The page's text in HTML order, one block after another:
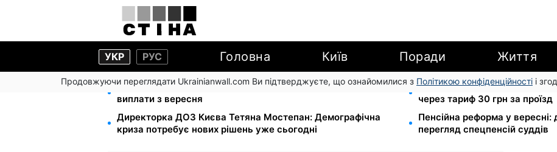
УКР РУС Головна Київ Поради Життя
Продовжуючи переглядати Ukrainianwall.com Ви підтверджуєте, що ознайомилися з Політикою конфіденційності і
Зарплати вчителів +20%, стипендії ×2: уряд підвищує
виплати з вересня
120 грн на день лише на
через тариф 30 грн за проїзд
Директорка ДОЗ Києва Тетяна Мостепан: Демографічна
криза потребує нових рішень уже сьогодні
Пенсійна реформа у вересні:
перегляд спецпенсій суддів